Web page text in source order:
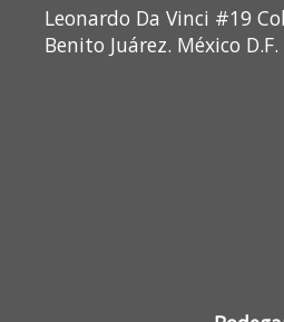
Leonardo Da Vinci #19
Benito Juárez. México